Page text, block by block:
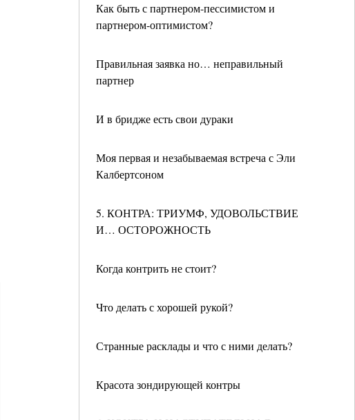
Как быть с партнером-пессимистом и
партнером-оптимистом?
Правильная заявка но… неправильный
партнер
И в бридже есть свои дураки
Моя первая и незабываемая встреча с Эли
Калбертсоном
5. КОНТРА: ТРИУМФ, УДОВОЛЬСТВИЕ
И… ОСТОРОЖНОСТЬ
Когда контрить не стоит?
Что делать с хорошей рукой?
Странные расклады и что с ними делать?
Красота зондирующей контры